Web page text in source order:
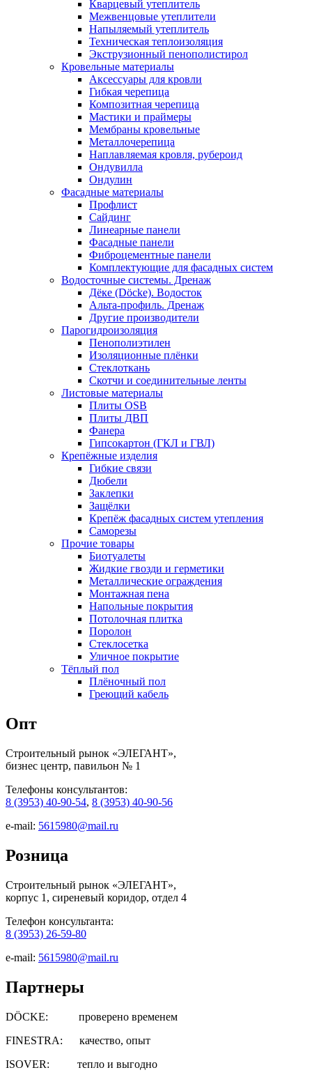
Кварцевый утеплитель
Межвенцовые утеплители
Напыляемый утеплитель
Техническая теплоизоляция
Экструзионный пенополистирол
Кровельные материалы
Аксессуары для кровли
Гибкая черепица
Композитная черепица
Мастики и праймеры
Мембраны кровельные
Металлочерепица
Наплавляемая кровля, рубероид
Ондувилла
Ондулин
Фасадные материалы
Профлист
Сайдинг
Линеарные панели
Фасадные панели
Фиброцементные панели
Комплектующие для фасадных систем
Водосточные системы. Дренаж
Дёке (Döcke). Водосток
Альта-профиль. Дренаж
Другие производители
Парогидроизоляция
Пенополиэтилен
Изоляционные плёнки
Стеклоткань
Скотчи и соединительные ленты
Листовые материалы
Плиты OSB
Плиты ДВП
Фанера
Гипсокартон (ГКЛ и ГВЛ)
Крепёжные изделия
Гибкие связи
Дюбели
Заклепки
Защёлки
Крепёж фасадных систем утепления
Саморезы
Прочие товары
Биотуалеты
Жидкие гвозди и герметики
Металлические ограждения
Монтажная пена
Напольные покрытия
Потолочная плитка
Поролон
Стеклосетка
Уличное покрытие
Тёплый пол
Плёночный пол
Греющий кабель
Опт
Строительный рынок «ЭЛЕГАНТ»,
бизнес центр, павильон № 1
Телефоны консультантов:
8 (3953) 40-90-54, 8 (3953) 40-90-56
e-mail: 5615980@mail.ru
Розница
Строительный рынок «ЭЛЕГАНТ»,
корпус 1, сиреневый коридор, отдел 4
Телефон консультанта:
8 (3953) 26-59-80
e-mail: 5615980@mail.ru
Партнеры
DÖCKE: проверено временем
FINESTRA: качество, опыт
ISOVER: тепло и выгодно